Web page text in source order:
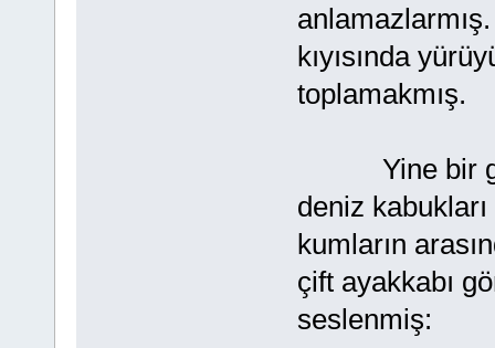
kıyısında
toplamakmış.
Yine bir gün
deniz
kumların
çift ayakkabı
seslenmiş: